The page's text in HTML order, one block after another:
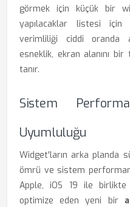
görmek için küçük bir
yapılacaklar listesi
verimliliği ciddi oranda
esneklik, ekran alanını
tanır.
Sistem
Uyumluluğu
Widget'ların arka planda
ömrü ve sistem
Apple, iOS 19 ile birlikte
optimize eden yeni bir